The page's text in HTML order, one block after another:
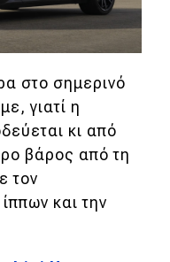
στο σημερινό
γιατί η
κι από
βάρος από τη
τον
και την